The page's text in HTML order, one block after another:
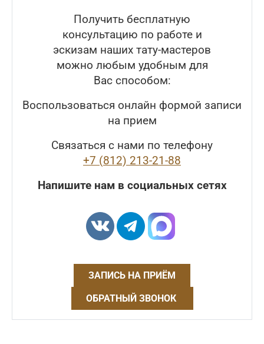
Получить бесплатную
консультацию по работе и
эскизам наших тату-мастеров
можно любым удобным для
Вас способом:
Воспользоваться онлайн формой записи
на прием
Связаться с нами по телефону
+7 (812) 213-21-88
Напишите нам в социальных сетях
ЗАПИСЬ НА ПРИЁМ
ОБРАТНЫЙ ЗВОНОК